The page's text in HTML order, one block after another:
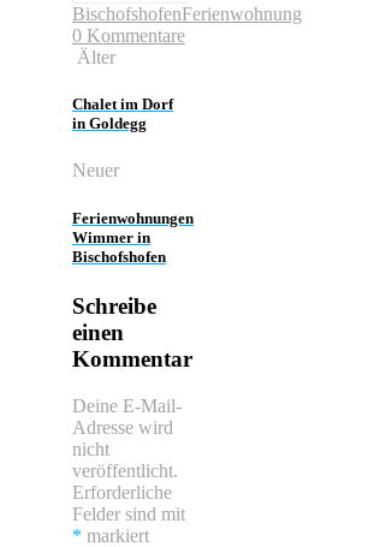
BischofshofenFerienwohnung
0 Kommentare
Älter
Chalet im Dorf
in Goldegg
Neuer
Ferienwohnungen
Wimmer in
Bischofshofen
Schreibe
einen
Kommentar
Deine E-Mail-
Adresse wird
nicht
veröffentlicht.
Erforderliche
Felder sind mit
* markiert